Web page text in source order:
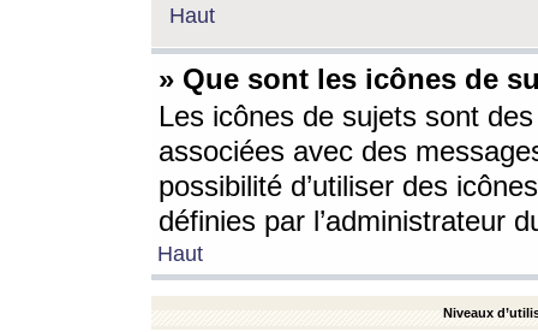
Haut
» Que sont les icônes de
Les icônes de sujets sont
associées avec des
possibilité d’utiliser des
définies par l’administrateur
Haut
Niveaux